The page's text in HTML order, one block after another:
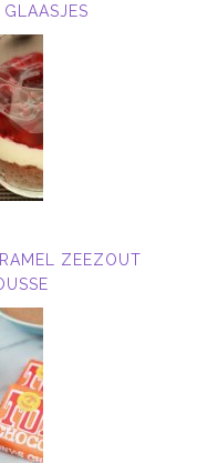
ZEEZOUT